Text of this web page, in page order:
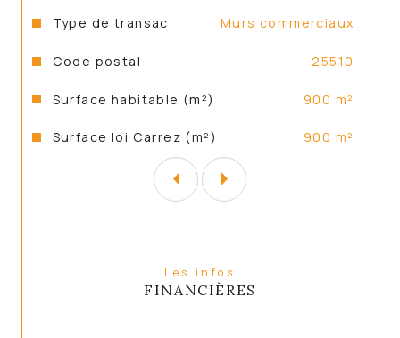
Caractéristiques Valeurs
Type de transac murs commerciaux
Code postal 25510
Surface habitable (m²) 900 m²
Surface loi Carrez (m²) 900 m²
Les infos
FINANCIÈRES